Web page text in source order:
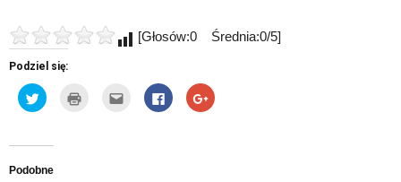
[Głosów:0 Średnia:0/5]
Podziel się:
Udostępnij
na
nowym
Kliknij
wydrukować(Otwiera
Kliknij,
wysłać
Click
to
share
Click
to
Podobne